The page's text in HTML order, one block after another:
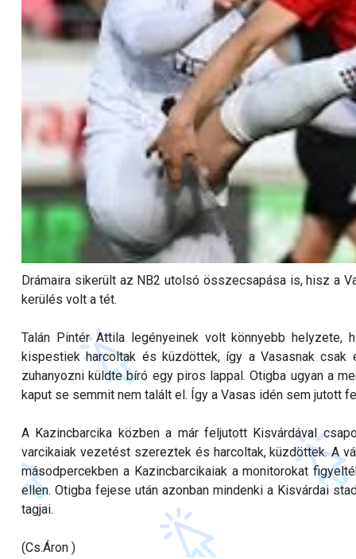
Drámaira sikerült az NB2 utolsó összecsapása is, hisz a
kerülés volt a tét.
Talán Pintér Attila legényeinek volt könnyebb
kispestiek harcoltak és küzdöttek, így a Vasasnak csak
zuhanyozni küldte bíró egy piros lappal. Otigba ugyan a
kaput se semmit nem talált el. Így a Vasas idén sem jutott
A Kazincbarcika közben a már feljutott Kisvárdával
varcikaiak vezetést szereztek és harcoltak, küzdöttek. A
másodpercekben a Kazincbarcikaiak a monitorokat
ellen. Otigba fejese után azonban mindenki a Kisvárdai
tagjai.
(Cs.Áron )